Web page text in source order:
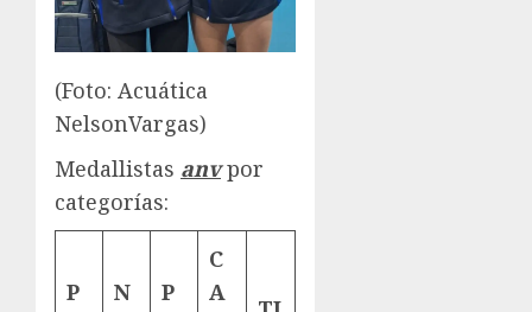
(Foto: Acuática
NelsonVargas)
Medallistas anvpor
categorías:
P
N
P
C
A